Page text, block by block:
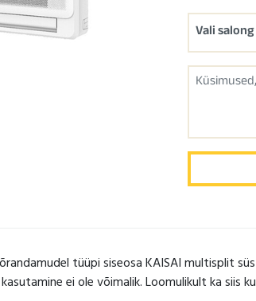
tüüpi siseosa KAISAI multisplit
ei ole võimalik. Loomulikult ka siis